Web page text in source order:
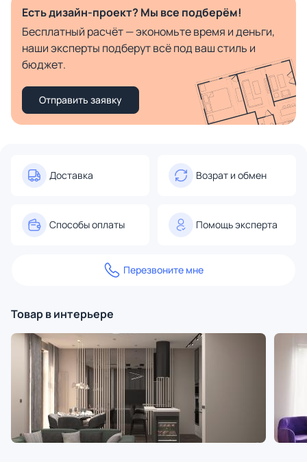
Есть дизайн-проект? Мы все подберём!
Бесплатный расчёт — экономьте время и деньги,
наши эксперты подберут всё под ваш стиль и
бюджет.
Отправить заявку
Доставка Возрат и обмен
Способы оплаты Помощь эксперта
Перезвоните мне
Товар в интерьере